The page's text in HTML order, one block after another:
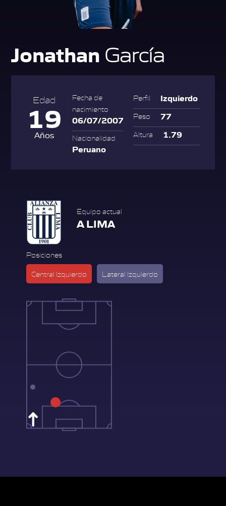
Jonathan García
Edad
19
Años
Fecha de
nacimiento
06/07/2007
Nacionalidad
Peruano
Perfil Izquierdo
Peso 77
Altura 1.79
Equipo actual
A LIMA
Posiciones
Central Izquierdo Lateral Izquierdo